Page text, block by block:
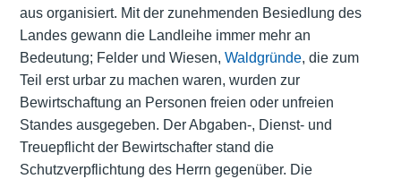
aus organisiert. Mit der zunehmenden Besiedlung des
Landes gewann die Landleihe immer mehr an
Bedeutung; Felder und Wiesen, Waldgründe, die zum
Teil erst urbar zu machen waren, wurden zur
Bewirtschaftung an Personen freien oder unfreien
Standes ausgegeben. Der Abgaben-, Dienst- und
Treuepflicht der Bewirtschafter stand die
Schutzverpflichtung des Herrn gegenüber. Die